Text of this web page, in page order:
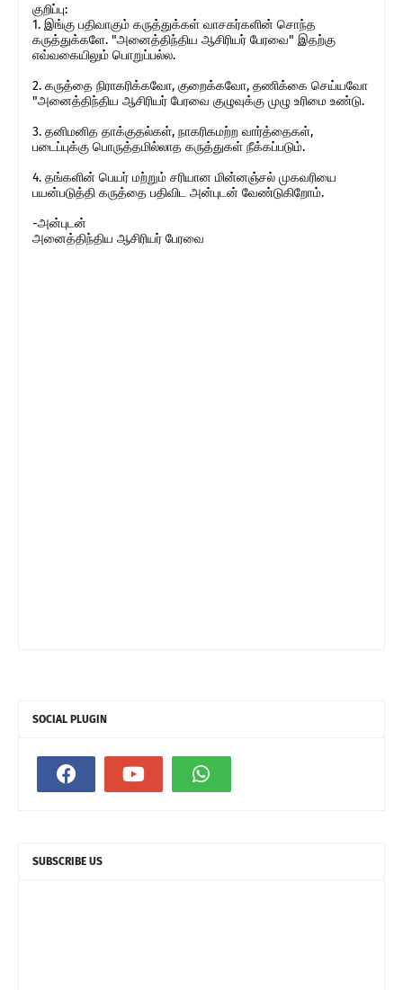
குறிப்பு:
1. இங்கு பதிவாகும் கருத்துக்கள் வாசகர்களின் சொந்த
கருத்துக்களே. "அனைத்திந்திய ஆசிரியர் பேரவை" இதற்கு
எவ்வகையிலும் பொறுப்பல்ல.
2. கருத்தை நிராகரிக்கவோ, குறைக்கவோ, தணிக்கை செய்யவோ
"அனைத்திந்திய ஆசிரியர் பேரவை குழுவுக்கு முழு உரிமை உண்டு.
3. தனிமனித தாக்குதல்கள், நாகரிகமற்ற வார்த்தைகள்,
படைப்புக்கு பொருத்தமில்லாத கருத்துகள் நீக்கப்படும்.
4. தங்களின் பெயர் மற்றும் சரியான மின்னஞ்சல் முகவரியை
பயன்படுத்தி கருத்தை பதிவிட அன்புடன் வேண்டுகிறோம்.
-அன்புடன்
அனைத்திந்திய ஆசிரியர் பேரவை
SOCIAL PLUGIN
SUBSCRIBE US